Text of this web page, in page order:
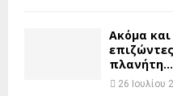
Ακόμα και
πλανήτη...
26 Ιουλίου